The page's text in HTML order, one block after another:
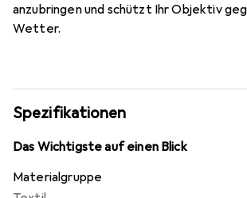
anzubringen und schützt Ihr Objektiv
Wetter.
Spezifikationen
Das Wichtigste auf einen Blick
Materialgruppe